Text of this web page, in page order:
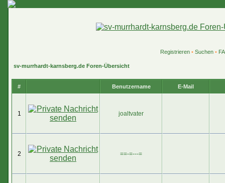
Registrieren• Suchen•
sv-murrhardt-karnsberg.de Foren-Übersicht
# Benutzername E-Mail
1 joaltvater
2 ==-=---=